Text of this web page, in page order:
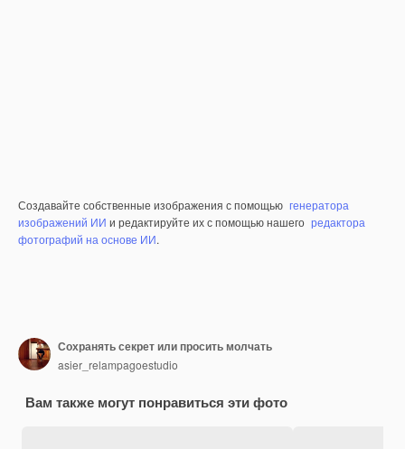
Создавайте собственные изображения с помощью генератора
изображений ИИ и редактируйте их с помощью нашего редактора
фотографий на основе ИИ.
Сохранять секрет или просить молчать
asier_relampagoestudio
Вам также могут понравиться эти фото